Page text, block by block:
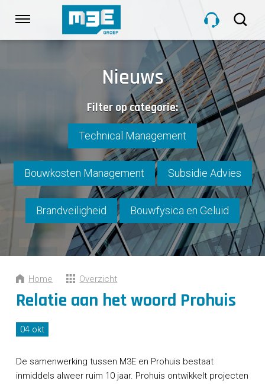
links
PROJECTEN
OVER M3E
NIEUWS
CONTACT
Nieuws
Filter op categorie:
Technical Management
Bouwkosten Management Subsidie Advies
Brandveiligheid Bouwfysica en Geluid
Home Overzicht
Relatie aan het woord Prohuis
04 okt
De samenwerking tussen M3E en Prohuis bestaat
inmiddels alweer ruim 10 jaar. Prohuis ontwikkelt projecten